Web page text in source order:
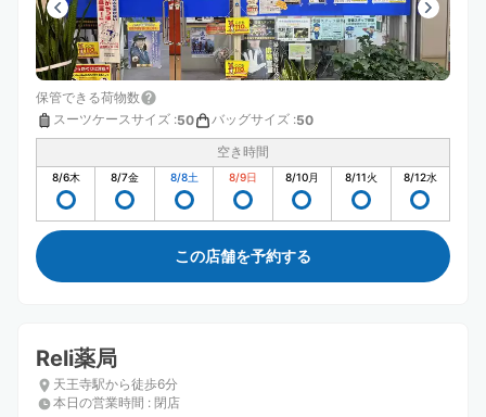
保管できる荷物数
スーツケースサイズ :50 バッグサイズ :50
空き時間
8/6木 8/7金 8/8土 8/9日 8/10月 8/11火 8/12水
この店舗を予約する
Reli薬局
天王寺駅から徒歩6分
本日の営業時間 : 閉店